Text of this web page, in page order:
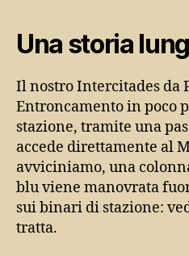
Una storia
Il nostro Intercitades da
Entroncamento in poco
stazione, tramite una
accede direttamente al
avviciniamo, una
blu viene manovrata
sui binari di stazione:
tratta.